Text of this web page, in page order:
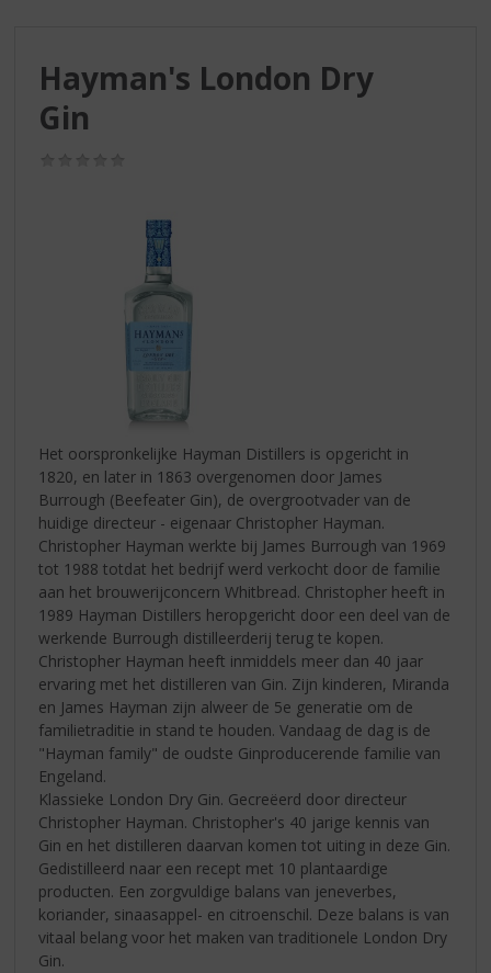
Hayman's London Dry
Gin
Het oorspronkelijke Hayman Distillers is opgericht in
1820, en later in 1863 overgenomen door James
Burrough (Beefeater Gin), de overgrootvader van de
huidige directeur - eigenaar Christopher Hayman.
Christopher Hayman werkte bij James Burrough van 1969
tot 1988 totdat het bedrijf werd verkocht door de familie
aan het brouwerijconcern Whitbread. Christopher heeft in
1989 Hayman Distillers heropgericht door een deel van de
werkende Burrough distilleerderij terug te kopen.
Christopher Hayman heeft inmiddels meer dan 40 jaar
ervaring met het distilleren van Gin. Zijn kinderen, Miranda
en James Hayman zijn alweer de 5e generatie om de
familietraditie in stand te houden. Vandaag de dag is de
"Hayman family" de oudste Ginproducerende familie van
Engeland.
Klassieke London Dry Gin. Gecreëerd door directeur
Christopher Hayman. Christopher's 40 jarige kennis van
Gin en het distilleren daarvan komen tot uiting in deze Gin.
Gedistilleerd naar een recept met 10 plantaardige
producten. Een zorgvuldige balans van jeneverbes,
koriander, sinaasappel- en citroenschil. Deze balans is van
vitaal belang voor het maken van traditionele London Dry
Gin.